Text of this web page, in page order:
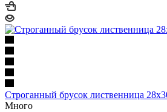
Строганный брусок лиственница
Много